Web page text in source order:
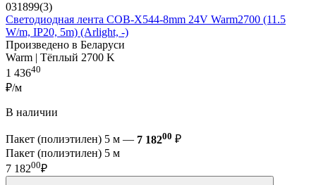
031899(3)
Светодиодная лента COB-X544-8mm 24V Warm2700 (11.5
W/m, IP20, 5m) (Arlight, -)
Произведено в Беларуси
Warm | Тёплый 2700 K
1 43640
₽/м
В наличии
Пакет (полиэтилен) 5 м — 7 18200 ₽
Пакет (полиэтилен) 5 м
7 18200₽